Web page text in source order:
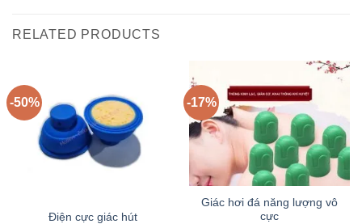
RELATED PRODUCTS
-50%
Điện cực giác hút
-17%
Giác hơi đá năng lượng vô
cực